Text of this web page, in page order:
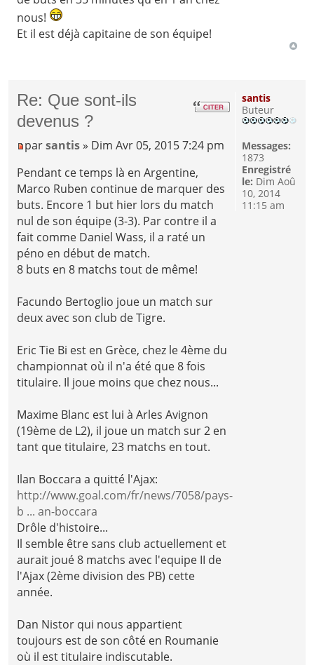
nous!
Et il est déjà capitaine de son équipe!
Re: Que sont-ils
devenus ?
parsantis » Dim Avr 05, 2015 7:24 pm
Pendant ce temps là en Argentine,
Marco Ruben continue de marquer des
buts. Encore 1 but hier lors du match
nul de son équipe (3-3). Par contre il a
fait comme Daniel Wass, il a raté un
péno en début de match.
8 buts en 8 matchs tout de même!
Facundo Bertoglio joue un match sur
deux avec son club de Tigre.
Eric Tie Bi est en Grèce, chez le 4ème du
championnat où il n'a été que 8 fois
titulaire. Il joue moins que chez nous...
Maxime Blanc est lui à Arles Avignon
(19ème de L2), il joue un match sur 2 en
tant que titulaire, 23 matchs en tout.
Ilan Boccara a quitté l'Ajax:
http://www.goal.com/fr/news/7058/pays-
b ... an-boccara
Drôle d'histoire...
Il semble être sans club actuellement et
aurait joué 8 matchs avec l'equipe II de
l'Ajax (2ème division des PB) cette
année.
Dan Nistor qui nous appartient
toujours est de son côté en Roumanie
où il est titulaire indiscutable.
santis
Buteur
Messages:
1873
Enregistré
le: Dim Aoû
10, 2014
11:15 am